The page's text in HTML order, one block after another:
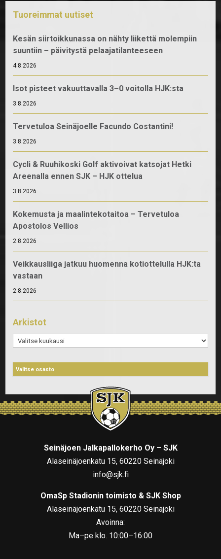
Tuoreimmat uutiset
Kesän siirtoikkunassa on nähty liikettä molempiin
suuntiin – päivitystä pelaajatilanteeseen
4.8.2026
Isot pisteet vakuuttavalla 3–0 voitolla HJK:sta
3.8.2026
Tervetuloa Seinäjoelle Facundo Costantini!
3.8.2026
Cycli & Ruuhikoski Golf aktivoivat katsojat Hetki
Areenalla ennen SJK – HJK ottelua
3.8.2026
Kokemusta ja maalintekotaitoa – Tervetuloa
Apostolos Vellios
2.8.2026
Veikkausliiga jatkuu huomenna kotiottelulla HJK:ta
vastaan
2.8.2026
Arkistot
Arkistot
Seinäjoen Jalkapallokerho Oy – SJK
Alaseinäjoenkatu 15, 60220 Seinäjoki
info@sjk.fi
OmaSp Stadionin toimisto & SJK Shop
Alaseinäjoenkatu 15, 60220 Seinäjoki
Avoinna:
Ma–pe klo. 10:00–16:00